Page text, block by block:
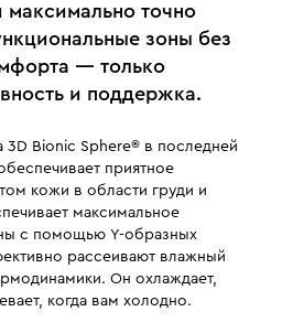
максимально точно
зоны без
— только
и поддержка.
3D Bionic Sphere® в последней
приятное
кожи в области груди и
максимальное
с помощью Y-образных
рассеивают влажный
Он охлаждает,
когда вам холодно.